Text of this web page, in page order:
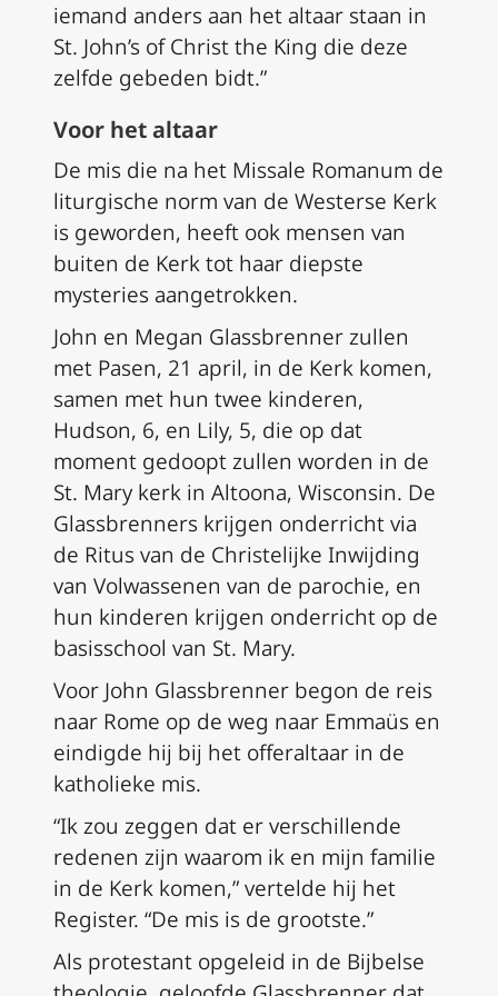
iemand anders aan het altaar staan in
St. John’s of Christ the King die deze
zelfde gebeden bidt.”
Voor het altaar
De mis die na het Missale Romanum de
liturgische norm van de Westerse Kerk
is geworden, heeft ook mensen van
buiten de Kerk tot haar diepste
mysteries aangetrokken.
John en Megan Glassbrenner zullen
met Pasen, 21 april, in de Kerk komen,
samen met hun twee kinderen,
Hudson, 6, en Lily, 5, die op dat
moment gedoopt zullen worden in de
St. Mary kerk in Altoona, Wisconsin. De
Glassbrenners krijgen onderricht via
de Ritus van de Christelijke Inwijding
van Volwassenen van de parochie, en
hun kinderen krijgen onderricht op de
basisschool van St. Mary.
Voor John Glassbrenner begon de reis
naar Rome op de weg naar Emmaüs en
eindigde hij bij het offeraltaar in de
katholieke mis.
“Ik zou zeggen dat er verschillende
redenen zijn waarom ik en mijn familie
in de Kerk komen,” vertelde hij het
Register. “De mis is de grootste.”
Als protestant opgeleid in de Bijbelse